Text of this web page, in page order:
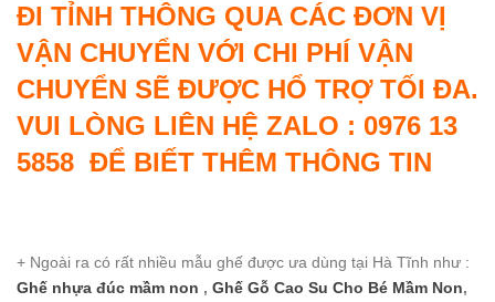
ĐI TỈNH THÔNG QUA CÁC ĐƠN VỊ
VẬN CHUYỂN VỚI CHI PHÍ VẬN
CHUYỂN SẼ ĐƯỢC HỔ TRỢ TỐI ĐA.
VUI LÒNG LIÊN HỆ ZALO : 0976 13
5858 ĐỂ BIẾT THÊM THÔNG TIN
+ Ngoài ra có rất nhiều mẫu ghế được ưa dùng tại Hà Tĩnh như :
Ghế nhựa đúc mầm non , Ghế Gỗ Cao Su Cho Bé Mầm Non,